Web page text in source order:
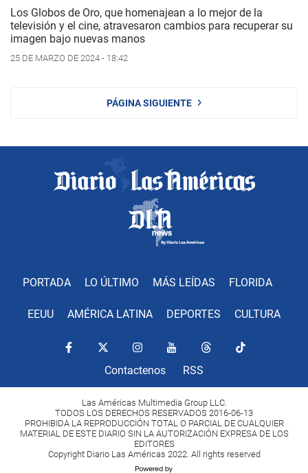
Los Globos de Oro, que homenajean a lo mejor de la
televisión y el cine, atravesaron cambios para recuperar su
imagen bajo nuevas manos
25 DE MARZO DE 2024 - 18:42
PÁGINA SIGUIENTE
PORTADA LO ÚLTIMO MÁS LEÍDAS FLORIDA
EEUU AMÉRICA LATINA DEPORTES CULTURA
Contactenos RSS
Las Américas Multimedia Group LLC.
TODOS LOS DERECHOS RESERVADOS 2016-06-13
PROHIBIDA LA REPRODUCCIÓN TOTAL O PARCIAL DE CUALQUIER
MATERIAL DE ESTE DIARIO SIN LA AUTORIZACIÓN EXPRESA DE LOS
EDITORES
Copyright Diario Las Américas 2022. All rights reserved